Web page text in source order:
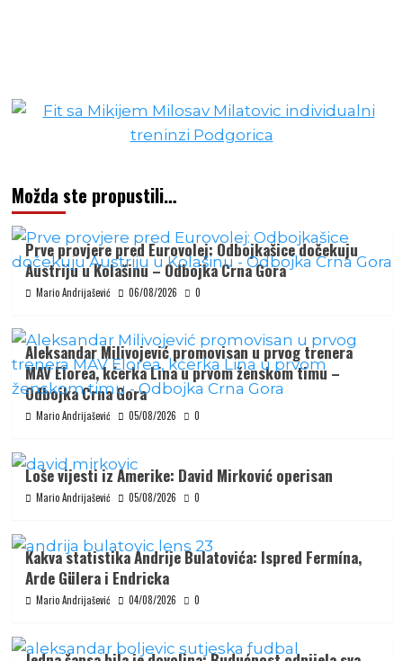
Možda ste propustili…
Prve provjere pred Eurovolej: Odbojkašice dočekuju
Austriju u Kolašinu – Odbojka Crna Gora
Mario Andrijašević 06/08/2026 0
Aleksandar Milivojević promovisan u prvog trenera
MAV Elorea, kćerka Lina u prvom ženskom timu –
Odbojka Crna Gora
Mario Andrijašević 05/08/2026 0
Loše vijesti iz Amerike: David Mirković operisan
Mario Andrijašević 05/08/2026 0
Kakva statistika Andrije Bulatovića: Ispred Fermína,
Arde Gülera i Endricka
Mario Andrijašević 04/08/2026 0